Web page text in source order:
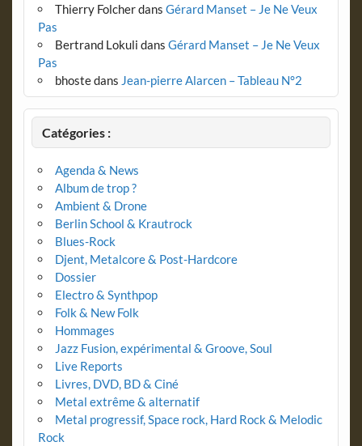
Thierry Folcherdans Gérard Manset – Je Ne Veux
Pas
Bertrand Lokuli dans Gérard Manset – Je Ne Veux
Pas
bhostedans Jean-pierre Alarcen – Tableau N°2
Catégories :
Agenda & News
Album de trop ?
Ambient & Drone
Berlin School & Krautrock
Blues-Rock
Djent, Metalcore & Post-Hardcore
Dossier
Electro & Synthpop
Folk & New Folk
Hommages
Jazz Fusion, expérimental & Groove, Soul
Live Reports
Livres, DVD, BD & Ciné
Metal extrême & alternatif
Metal progressif, Space rock, Hard Rock & Melodic
Rock